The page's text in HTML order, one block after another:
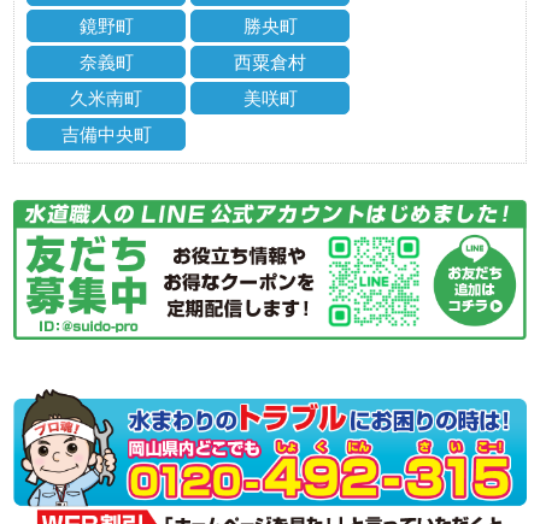
鏡野町
勝央町
奈義町
西粟倉村
久米南町
美咲町
吉備中央町